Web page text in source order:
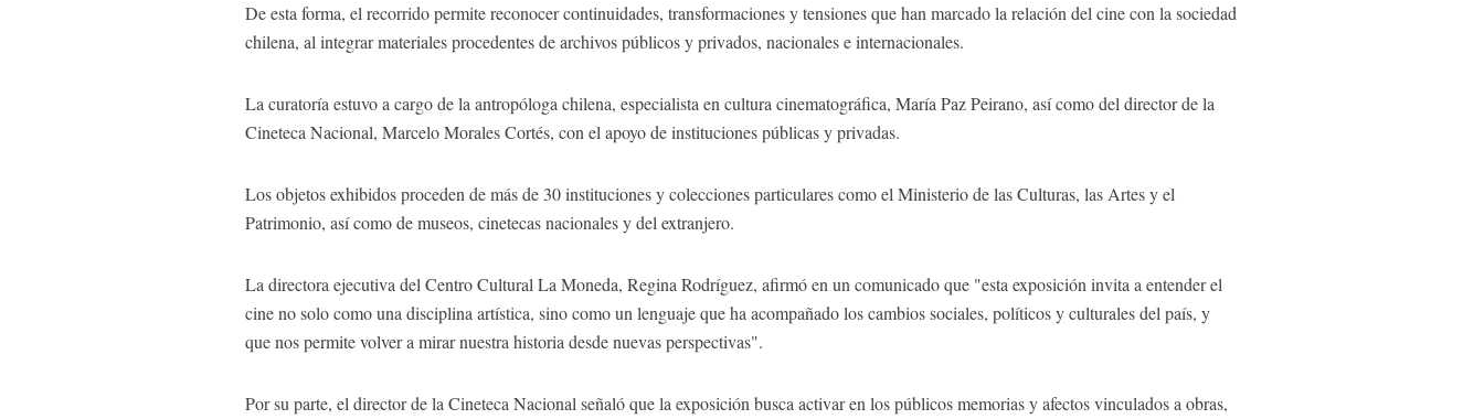
De esta forma, el recorrido permite reconocer continuidades, transformaciones y tensiones que han marcado la relación del cine con la sociedad
chilena, al integrar materiales procedentes de archivos públicos y privados, nacionales e internacionales.
La curatoría estuvo a cargo de la antropóloga chilena, especialista en cultura cinematográfica, María Paz Peirano, así como del director de la
Cineteca Nacional, Marcelo Morales Cortés, con el apoyo de instituciones públicas y privadas.
Los objetos exhibidos proceden de más de 30 instituciones y colecciones particulares como el Ministerio de las Culturas, las Artes y el
Patrimonio, así como de museos, cinetecas nacionales y del extranjero.
La directora ejecutiva del Centro Cultural La Moneda, Regina Rodríguez, afirmó en un comunicado que "esta exposición invita a entender el
cine no solo como una disciplina artística, sino como un lenguaje que ha acompañado los cambios sociales, políticos y culturales del país, y
que nos permite volver a mirar nuestra historia desde nuevas perspectivas".
Por su parte, el director de la Cineteca Nacional señaló que la exposición busca activar en los públicos memorias y afectos vinculados a obras,